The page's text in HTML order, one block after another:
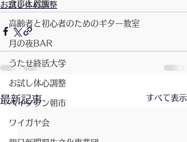
食事と健康
高齢者と初心者のためのギター教室
月の夜BAR
うたせ終活大学
お試し体心調整
ベイタウン朝市
ワイガヤ会
お試し体心調整
最新記事 すべて表示